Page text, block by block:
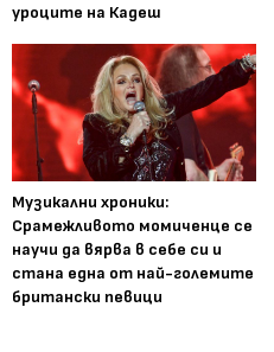
уроците на Кадеш
Музикални хроники:
Срамежливото момиченце се
научи да вярва в себе си и
стана една от най-големите
британски певици